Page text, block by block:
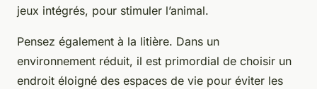
jeux intégrés, pour stimuler l’animal.
Pensez également à la litière. Dans un
environnement réduit, il est primordial de choisir un
endroit éloigné des espaces de vie pour éviter les